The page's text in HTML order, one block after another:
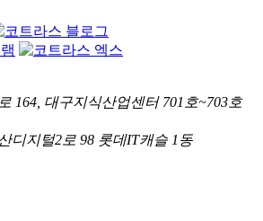
164, 대구지식산업센터 701호~703호
디지털2로 98 롯데IT캐슬 1동